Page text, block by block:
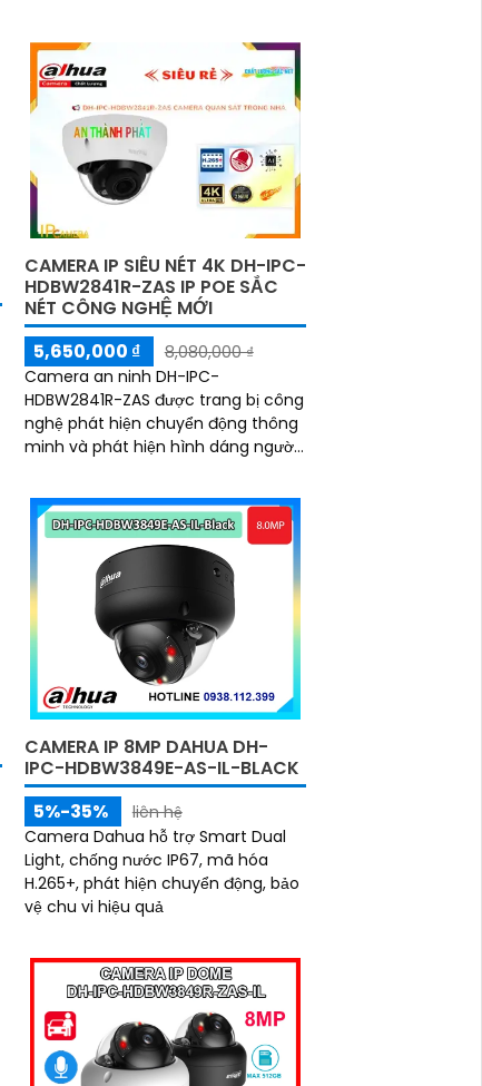
CAMERA IP SIÊU NÉT 4K DH-IPC-
HDBW2841R-ZAS IP POE SẮC
NÉT CÔNG NGHỆ MỚI
5,650,000 ₫
8,080,000 ₫
Camera an ninh DH-IPC-
HDBW2841R-ZAS được trang bị công
nghệ phát hiện chuyển động thông
minh và phát hiện hình dáng người,
giám sát. Sản phẩm này kết nối qua
dây mạng, có khả năng báo động
khi xâm nhập hàng rào ảo
CAMERA IP 8MP DAHUA DH-
IPC-HDBW3849E-AS-IL-BLACK
5%-35%
liên hệ
Camera Dahua hỗ trợ Smart Dual
Light, chống nước IP67, mã hóa
H.265+, phát hiện chuyển động, bảo
vệ chu vi hiệu quả